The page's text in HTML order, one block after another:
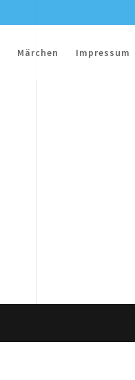
Märchen Impressum